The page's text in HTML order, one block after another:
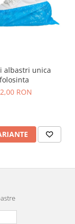
albastri unica
folosinta
RON